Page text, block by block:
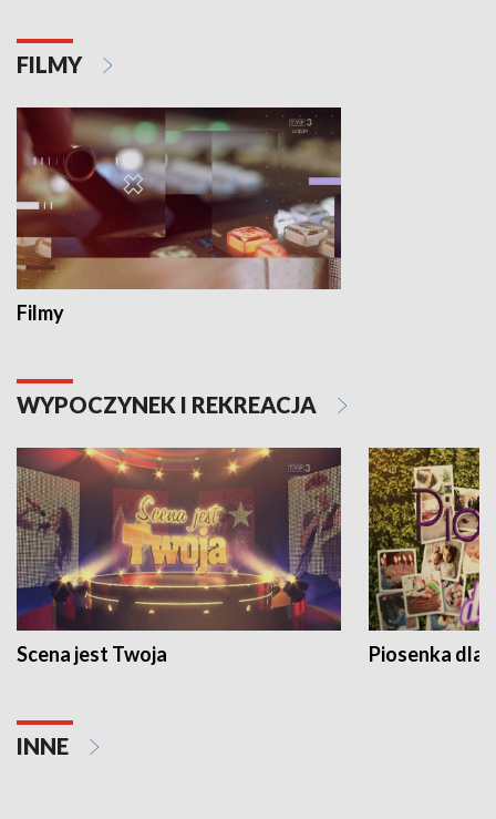
FILMY
Filmy
WYPOCZYNEK I REKREACJA
Scena jest Twoja Piosenka dla
INNE